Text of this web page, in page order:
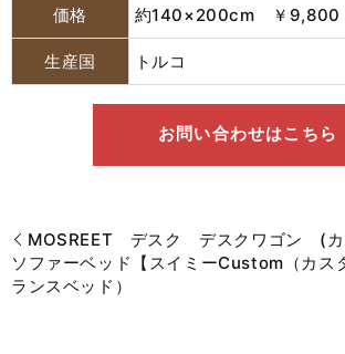
価格 約140×200cm ￥9,800
生産国 トルコ
お問い合わせはこちら
MOSREET デスク デスクワゴン (カ
ソファーベッド【スイミーCustom（カ
ランスベッド）